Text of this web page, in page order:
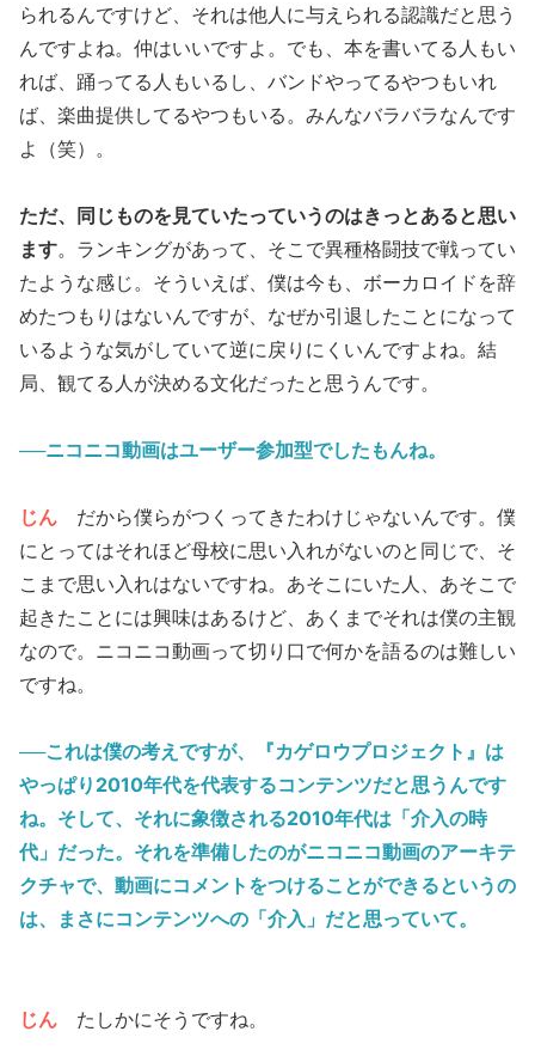
られるんですけど、それは他人に与えられる認識だと思う
んですよね。仲はいいですよ。でも、本を書いてる人もい
れば、踊ってる人もいるし、バンドやってるやつもいれ
ば、楽曲提供してるやつもいる。みんなバラバラなんです
よ（笑）。
ただ、同じものを見ていたっていうのはきっとあると思い
ます。ランキングがあって、そこで異種格闘技で戦ってい
たような感じ。そういえば、僕は今も、ボーカロイドを辞
めたつもりはないんですが、なぜか引退したことになって
いるような気がしていて逆に戻りにくいんですよね。結
局、観てる人が決める文化だったと思うんです。
──ニコニコ動画はユーザー参加型でしたもんね。
じん だから僕らがつくってきたわけじゃないんです。僕
にとってはそれほど母校に思い入れがないのと同じで、そ
こまで思い入れはないですね。あそこにいた人、あそこで
起きたことには興味はあるけど、あくまでそれは僕の主観
なので。ニコニコ動画って切り口で何かを語るのは難しい
ですね。
──これは僕の考えですが、『カゲロウプロジェクト』は
やっぱり2010年代を代表するコンテンツだと思うんです
ね。そして、それに象徴される2010年代は「介入の時
代 」だった。それを準備したのがニコニコ動画のアーキテ
クチャで、動画にコメントをつけることができるというの
は、まさにコンテンツへの「介入」だと思っていて。
じん たしかにそうですね。